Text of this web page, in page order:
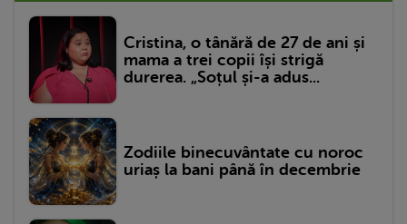
Cristina, o tânără de 27 de ani și
mama a trei copii își strigă
durerea. „Soțul și-a adus...
Zodiile binecuvântate cu noroc
uriaș la bani până în decembrie